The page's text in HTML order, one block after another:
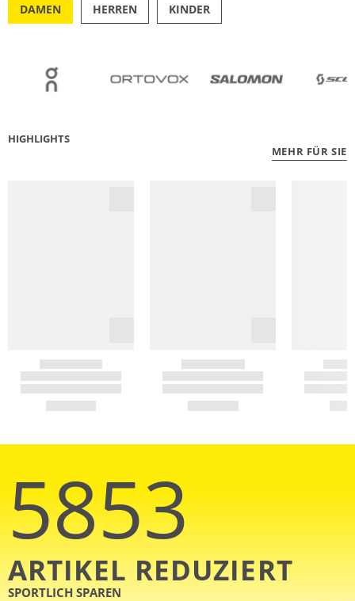
DAMEN HERREN KINDER
HIGHLIGHTS
MEHR FÜR SIE
5853
ARTIKEL REDUZIERT
SPORTLICH SPAREN